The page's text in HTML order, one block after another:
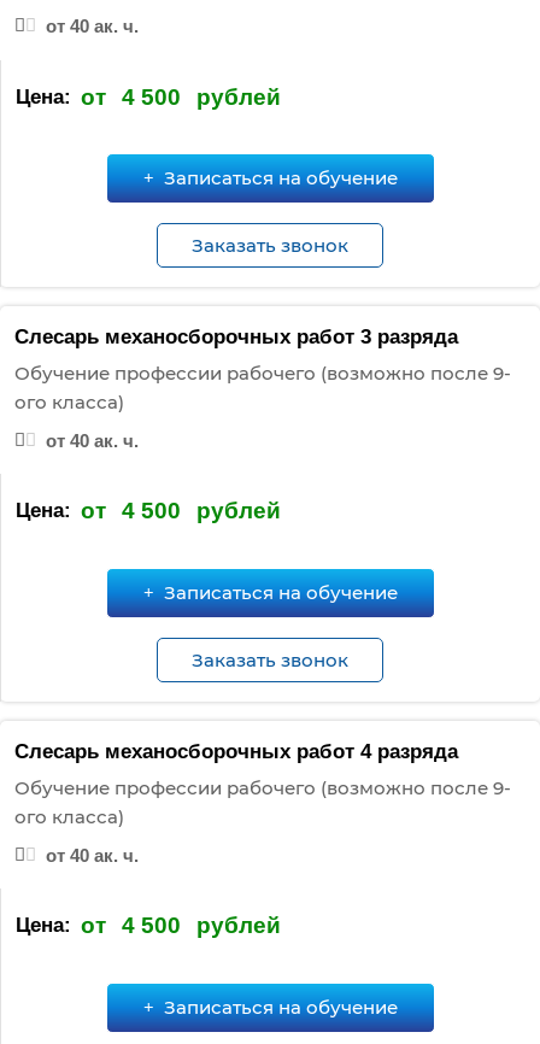
от 40 ак. ч.
Цена: от 4 500 рублей
Записаться на обучение
Заказать звонок
Слесарь механосборочных работ 3 разряда
Обучение профессии рабочего (возможно после 9-
ого класса)
от 40 ак. ч.
Цена: от 4 500 рублей
Записаться на обучение
Заказать звонок
Слесарь механосборочных работ 4 разряда
Обучение профессии рабочего (возможно после 9-
ого класса)
от 40 ак. ч.
Цена: от 4 500 рублей
Записаться на обучение